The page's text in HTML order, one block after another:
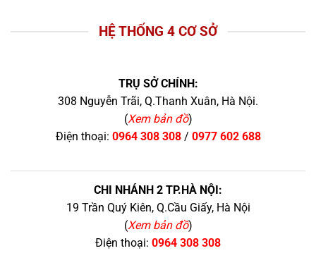
HỆ THỐNG 4 CƠ SỞ
TRỤ SỞ CHÍNH:
308 Nguyễn Trãi, Q.Thanh Xuân, Hà Nội.
(Xem bản đồ)
Điện thoại: 0964 308 308/ 0977 602 688
CHI NHÁNH 2 TP.HÀ NỘI:
19 Trần Quý Kiên, Q.Cầu Giấy, Hà Nội
(Xem bản đồ)
Điện thoại: 0964 308 308